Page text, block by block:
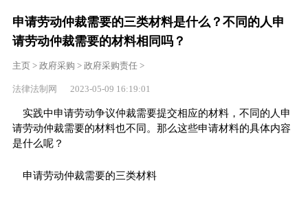
申请劳动仲裁需要的三类材料是什么？不同的人申
请劳动仲裁需要的材料相同吗？
主页> 政府采购 > 政府采购责任>
法律法制网 2023-05-09 16:19:01
实践中申请劳动争议仲裁需要提交相应的材料，不同的人申
请劳动仲裁需要的材料也不同。那么这些申请材料的具体内容
是什么呢？
申请劳动仲裁需要的三类材料